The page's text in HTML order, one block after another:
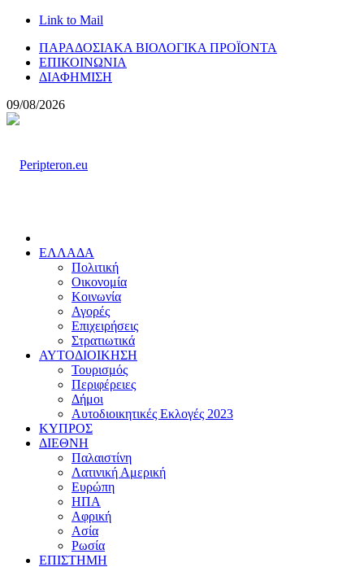
Link to Mail
ΠΑΡΑΔΟΣΙΑΚΑ ΒΙΟΛΟΓΙΚΑ ΠΡΟΪΟΝΤΑ
ΕΠΙΚΟΙΝΩΝΙΑ
ΔΙΑΦΗΜΙΣΗ
09/08/2026
ΕΛΛΑΔΑ
Πολιτική
Οικονομία
Κοινωνία
Αγορές
Επιχειρήσεις
Στρατιωτικά
ΑΥΤΟΔΙΟΙΚΗΣΗ
Τουρισμός
Περιφέρειες
Δήμοι
Αυτοδιοικητικές Εκλογές 2023
ΚΥΠΡΟΣ
ΔΙΕΘΝΗ
Παλαιστίνη
Λατινική Αμερική
Ευρώπη
ΗΠΑ
Αφρική
Ασία
Ρωσία
ΕΠΙΣΤΗΜΗ